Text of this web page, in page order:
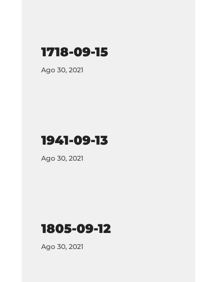
1718-09-15
Ago 30, 2021
1941-09-13
Ago 30, 2021
1805-09-12
Ago 30, 2021